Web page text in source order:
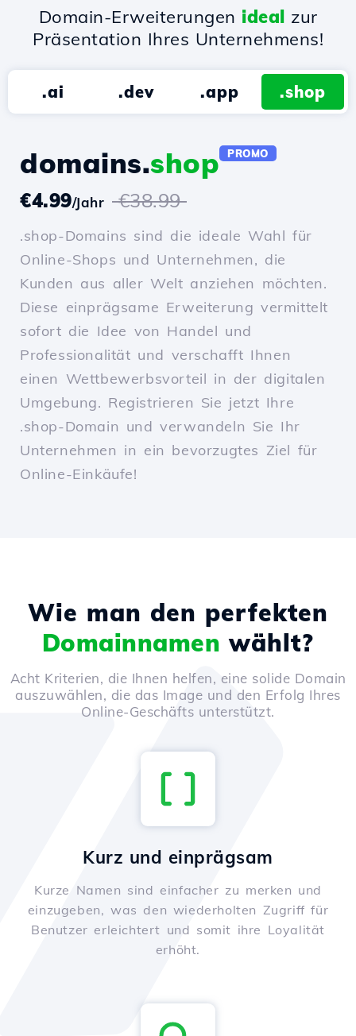
Domain-Erweiterungen ideal zur
Präsentation Ihres Unternehmens!
.ai .dev .app .shop
domains.shop PROMO
€4.99/Jahr €38.99
.shop-Domains sind die ideale Wahl für
Online-Shops und Unternehmen, die
Kunden aus aller Welt anziehen möchten.
Diese einprägsame Erweiterung vermittelt
sofort die Idee von Handel und
Professionalität und verschafft Ihnen
einen Wettbewerbsvorteil in der digitalen
Umgebung. Registrieren Sie jetzt Ihre
.shop-Domain und verwandeln Sie Ihr
Unternehmen in ein bevorzugtes Ziel für
Online-Einkäufe!
Wie man den perfekten
Domainnamen wählt?
Acht Kriterien, die Ihnen helfen, eine solide Domain
auszuwählen, die das Image und den Erfolg Ihres
Online-Geschäfts unterstützt.
Kurz und einprägsam
Kurze Namen sind einfacher zu merken und
einzugeben, was den wiederholten Zugriff für
Benutzer erleichtert und somit ihre Loyalität
erhöht.